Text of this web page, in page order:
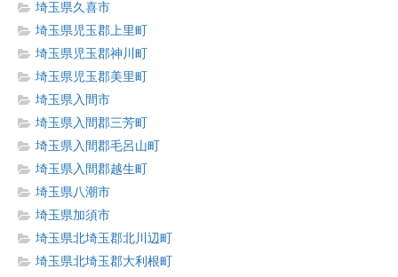
埼玉県久喜市
埼玉県児玉郡上里町
埼玉県児玉郡神川町
埼玉県児玉郡美里町
埼玉県入間市
埼玉県入間郡三芳町
埼玉県入間郡毛呂山町
埼玉県入間郡越生町
埼玉県八潮市
埼玉県加須市
埼玉県北埼玉郡北川辺町
埼玉県北埼玉郡大利根町